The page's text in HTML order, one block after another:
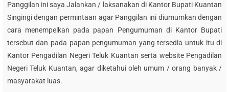
Panggilan ini saya Jalankan / laksanakan di Kantor Bupati Kuantan
Singingi dengan permintaan agar Panggilan ini diumumkan dengan
cara menempelkan pada papan Pengumuman di Kantor Bupati
tersebut dan pada papan pengumuman yang tersedia untuk itu di
Kantor Pengadilan Negeri Teluk Kuantan serta website Pengadilan
Negeri Teluk Kuantan, agar diketahui oleh umum / orang banyak /
masyarakat luas.